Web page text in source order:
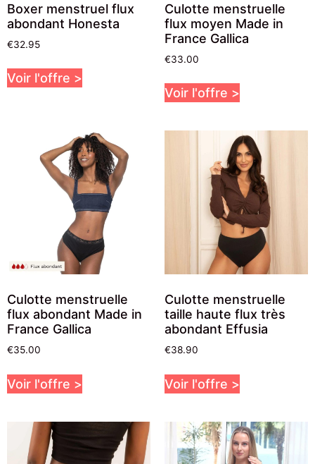
Boxer menstruel flux
abondant Honesta
€32.95
Voir l'offre >
Culotte menstruelle
flux moyen Made in
France Gallica
€33.00
Voir l'offre >
Culotte menstruelle
flux abondant Made in
France Gallica
€35.00
Voir l'offre >
Culotte menstruelle
taille haute flux très
abondant Effusia
€38.90
Voir l'offre >